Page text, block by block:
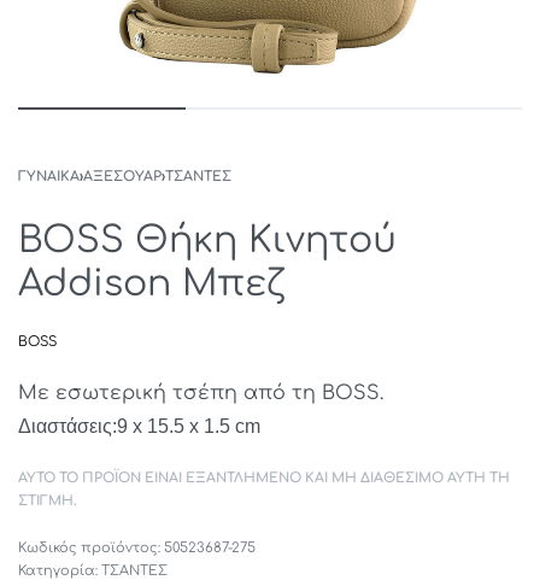
ΓΥΝΑΙΚΑ›ΑΞΕΣΟΥΑΡ›ΤΣΑΝΤΕΣ
BOSS Θήκη Κινητού
Addison Μπεζ
BOSS
Με εσωτερική τσέπη από τη BOSS.
Διαστάσεις:9 x 15.5 x 1.5 cm
ΑΥΤΌ ΤΟ ΠΡΟΪΌΝ ΕΊΝΑΙ ΕΞΑΝΤΛΗΜΈΝΟ ΚΑΙ ΜΗ ΔΙΑΘΈΣΙΜΟ ΑΥΤΉ ΤΗ
ΣΤΙΓΜΉ.
50523687-275
Κατηγορία: ΤΣΑΝΤΕΣ